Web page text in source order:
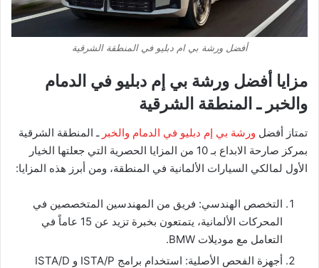
أفضل ورشة بي ام دبليو في المنطقة الشرقية
مزايا ​أفضل ورشة بي إم دبليو في الدمام
والخبر ـ المنطقة الشرقية
​تمتاز أفضل ورشة بي إم دبليو في الدمام والخبر ـ المنطقة الشرقية
بمركز صارحة الابداع بـ 10 من المزايا الحصرية التي جعلتها الخيار
الأول لمالكي السيارات الألمانية في المنطقة، ومن أبرز هذه المزايا:
​التخصص الهندسي: فريق من المهندسين المتخصصين في
المحركات الألمانية، يتمتعون بخبرة تزيد عن 15 عاماً في
التعامل مع موديلات BMW.
​أجهزة الفحص الأصلية: استخدام برامج ISTA/P و ISTA/D